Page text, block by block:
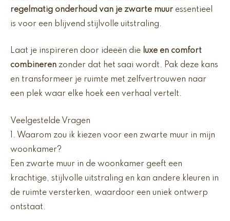
regelmatig onderhoud van je zwarte muur essentieel
is voor een blijvend stijlvolle uitstraling.
Laat je inspireren door ideeën die luxe en comfort
combineren zonder dat het saai wordt. Pak deze kans
en transformeer je ruimte met zelfvertrouwen naar
een plek waar elke hoek een verhaal vertelt.
Veelgestelde Vragen
1. Waarom zou ik kiezen voor een zwarte muur in mijn
woonkamer?
Een zwarte muur in de woonkamer geeft een
krachtige, stijlvolle uitstraling en kan andere kleuren in
de ruimte versterken, waardoor een uniek ontwerp
ontstaat.